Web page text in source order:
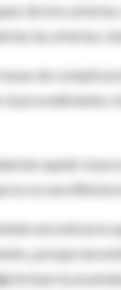
de tres
las arterias,
tasas de
procedimiento,
de repetir el
no es una
encontraron
porque
incluye la